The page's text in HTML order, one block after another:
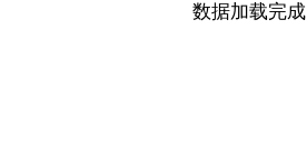
数据加载完成